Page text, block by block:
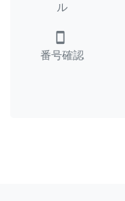
ル
smartphone
番号確認